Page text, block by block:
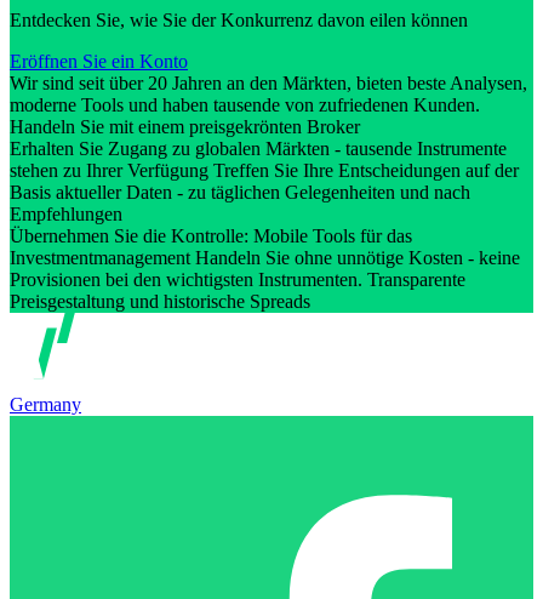
Entdecken Sie, wie Sie der Konkurrenz davon eilen können
Eröffnen Sie ein Konto
Wir sind seit über 20 Jahren an den Märkten, bieten beste Analysen,
moderne Tools und haben tausende von zufriedenen Kunden.
Handeln Sie mit einem preisgekrönten Broker
Erhalten Sie Zugang zu globalen Märkten - tausende Instrumente
stehen zu Ihrer Verfügung Treffen Sie Ihre Entscheidungen auf der
Basis aktueller Daten - zu täglichen Gelegenheiten und nach
Empfehlungen
Übernehmen Sie die Kontrolle: Mobile Tools für das
Investmentmanagement Handeln Sie ohne unnötige Kosten - keine
Provisionen bei den wichtigsten Instrumenten. Transparente
Preisgestaltung und historische Spreads
Germany